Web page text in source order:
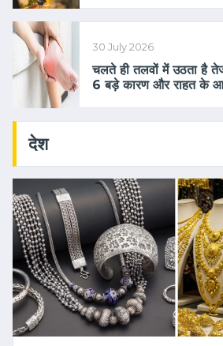
30 July 2026
चलते ही तलवों में उठता है
6 बड़े कारण और राहत के
देश